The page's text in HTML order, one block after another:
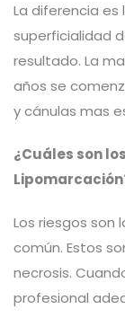
La diferencia es
superficialidad
resultado. La
años se
y cánulas mas
¿Cuáles son
Los riesgos son
común. Estos
necrosis.
profesional